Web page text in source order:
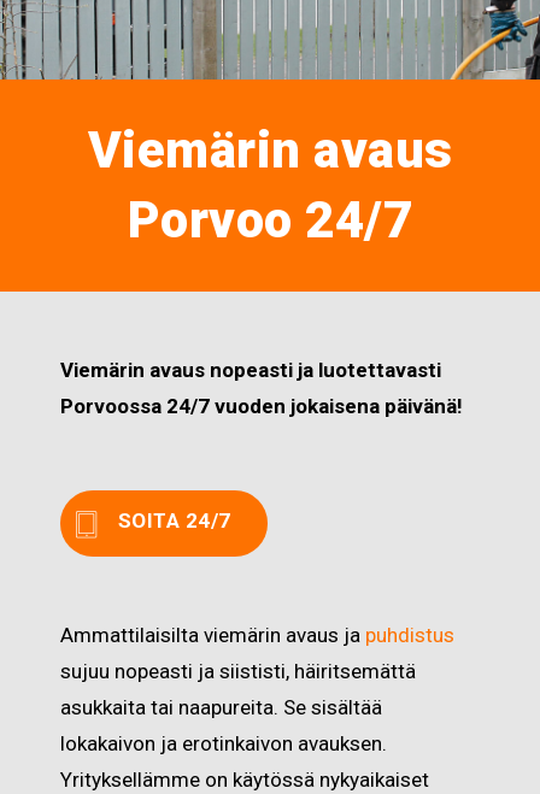
Viemärin avaus
Porvoo 24/7
Viemärin avaus nopeasti ja luotettavasti
Porvoossa 24/7 vuoden jokaisena päivänä!
SOITA 24/7
Ammattilaisilta viemärin avaus ja puhdistus
sujuu nopeasti ja siististi, häiritsemättä
asukkaita tai naapureita. Se sisältää
lokakaivon ja erotinkaivon avauksen.
Yrityksellämme on käytössä nykyaikaiset